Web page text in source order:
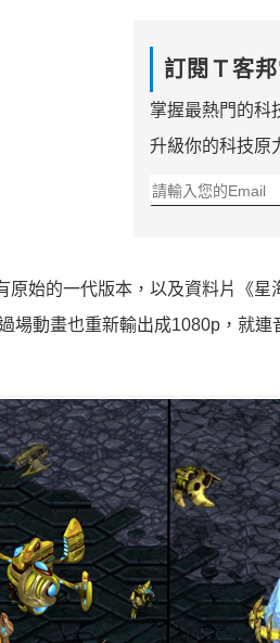
訂閱Ｔ客
掌握最熱門的科
升級你的科技原
始的一代版本，以及資料片《
場動畫也重新輸出成1080p，就